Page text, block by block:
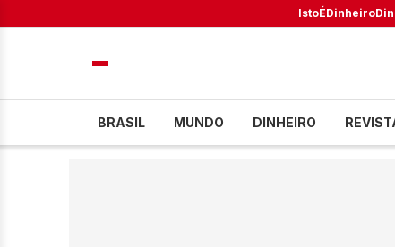
IstoÉDinheiro
BRASIL MUNDO DINHEIRO